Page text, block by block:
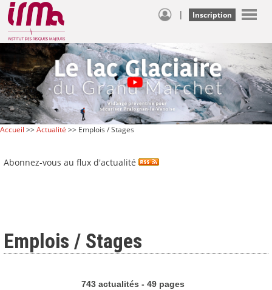
| Inscription
Accueil >>Actualité >> Emplois / Stages
Abonnez-vous au flux d'actualité
Emplois / Stages
743 actualités - 49 pages